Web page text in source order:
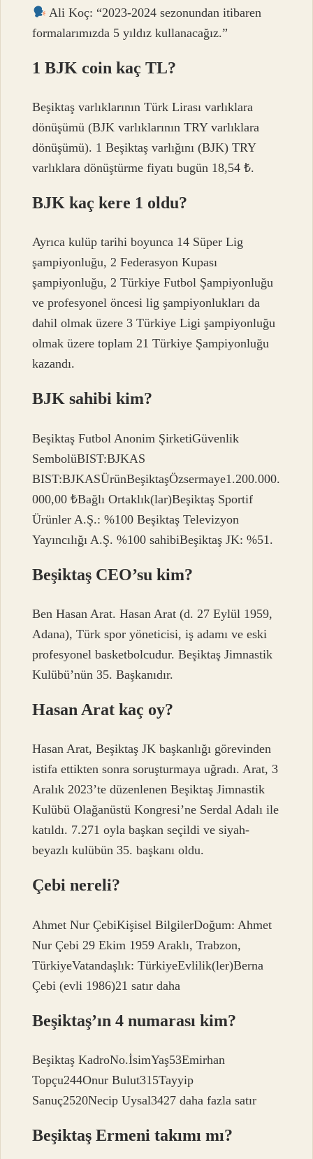
Ali Koç: “2023-2024 sezonundan itibaren
formalarımızda 5 yıldız kullanacağız.”
1 BJK coin kaç TL?
Beşiktaş varlıklarının Türk Lirası varlıklara
dönüşümü (BJK varlıklarının TRY varlıklara
dönüşümü). 1 Beşiktaş varlığını (BJK) TRY
varlıklara dönüştürme fiyatı bugün 18,54 ₺.
BJK kaç kere 1 oldu?
Ayrıca kulüp tarihi boyunca 14 Süper Lig
şampiyonluğu, 2 Federasyon Kupası
şampiyonluğu, 2 Türkiye Futbol Şampiyonluğu
ve profesyonel öncesi lig şampiyonlukları da
dahil olmak üzere 3 Türkiye Ligi şampiyonluğu
olmak üzere toplam 21 Türkiye Şampiyonluğu
kazandı.
BJK sahibi kim?
Beşiktaş Futbol Anonim ŞirketiGüvenlik
SembolüBIST:BJKAS
BIST:BJKASÜrünBeşiktaşÖzsermaye1.200.000.
000,00 ₺Bağlı Ortaklık(lar)Beşiktaş Sportif
Ürünler A.Ş.: %100 Beşiktaş Televizyon
Yayıncılığı A.Ş. %100 sahibiBeşiktaş JK: %51.
Beşiktaş CEO’su kim?
Ben Hasan Arat. Hasan Arat (d. 27 Eylül 1959,
Adana), Türk spor yöneticisi, iş adamı ve eski
profesyonel basketbolcudur. Beşiktaş Jimnastik
Kulübü’nün 35. Başkanıdır.
Hasan Arat kaç oy?
Hasan Arat, Beşiktaş JK başkanlığı görevinden
istifa ettikten sonra soruşturmaya uğradı. Arat, 3
Aralık 2023’te düzenlenen Beşiktaş Jimnastik
Kulübü Olağanüstü Kongresi’ne Serdal Adalı ile
katıldı. 7.271 oyla başkan seçildi ve siyah-
beyazlı kulübün 35. başkanı oldu.
Çebi nereli?
Ahmet Nur ÇebiKişisel BilgilerDoğum: Ahmet
Nur Çebi 29 Ekim 1959 Araklı, Trabzon,
TürkiyeVatandaşlık: TürkiyeEvlilik(ler)Berna
Çebi (evli 1986)21 satır daha
Beşiktaş’ın 4 numarası kim?
Beşiktaş KadroNo.İsimYaş53Emirhan
Topçu244Onur Bulut315Tayyip
Sanuç2520Necip Uysal3427 daha fazla satır
Beşiktaş Ermeni takımı mı?